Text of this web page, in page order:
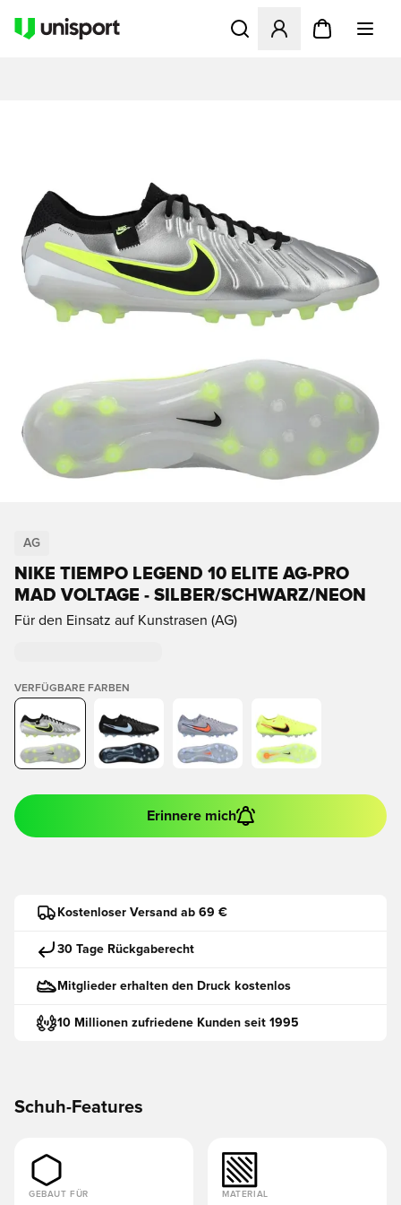
Öffnet ein neues Fenster
AG
NIKE TIEMPO LEGEND 10 ELITE AG-PRO
MAD VOLTAGE - SILBER/SCHWARZ/NEON
Für den Einsatz auf Kunstrasen (AG)
VERFÜGBARE FARBEN
Erinnere mich
Kostenloser Versand ab 69 €
30 Tage Rückgaberecht
Mitglieder erhalten den Druck kostenlos
10 Millionen zufriedene Kunden seit 1995
Schuh-Features
GEBAUT FÜR MATERIAL